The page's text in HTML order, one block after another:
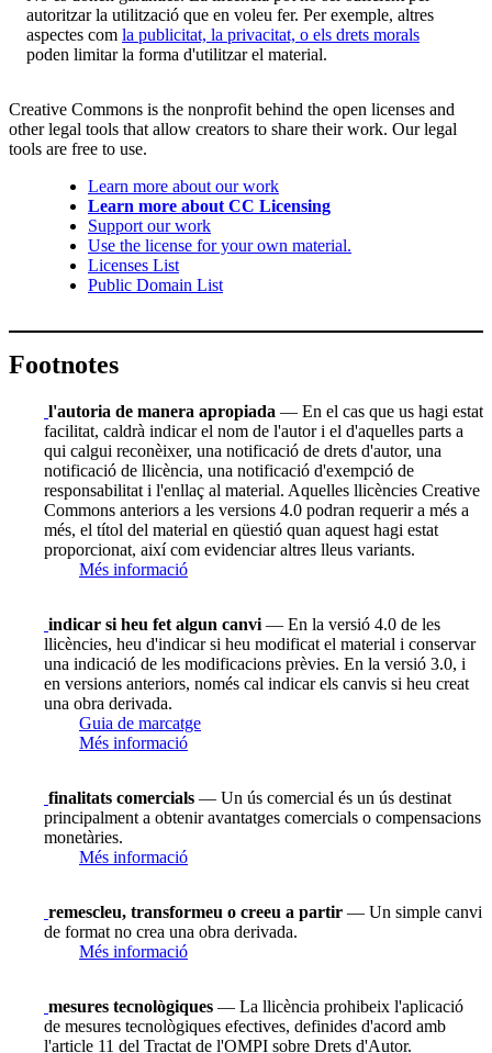
autoritzar la utilització que en voleu fer. Per exemple, altres
aspectes com la publicitat, la privacitat, o els drets morals
poden limitar la forma d'utilitzar el material.
Creative Commons is the nonprofit behind the open licenses and
other legal tools that allow creators to share their work. Our legal
tools are free to use.
Learn more about our work
Learn more about CC Licensing
Support our work
Use the license for your own material.
Licenses List
Public Domain List
Footnotes
l'autoria de manera apropiada — En el cas que us hagi estat
facilitat, caldrà indicar el nom de l'autor i el d'aquelles parts a
qui calgui reconèixer, una notificació de drets d'autor, una
notificació de llicència, una notificació d'exempció de
responsabilitat i l'enllaç al material. Aquelles llicències Creative
Commons anteriors a les versions 4.0 podran requerir a més a
més, el títol del material en qüestió quan aquest hagi estat
proporcionat, així com evidenciar altres lleus variants.
Més informació
indicar si heu fet algun canvi — En la versió 4.0 de les
llicències, heu d'indicar si heu modificat el material i conservar
una indicació de les modificacions prèvies. En la versió 3.0, i
en versions anteriors, només cal indicar els canvis si heu creat
una obra derivada.
Guia de marcatge
Més informació
finalitats comercials — Un ús comercial és un ús destinat
principalment a obtenir avantatges comercials o compensacions
monetàries.
Més informació
remescleu, transformeu o creeu a partir — Un simple canvi
de format no crea una obra derivada.
Més informació
mesures tecnològiques — La llicència prohibeix l'aplicació
de mesures tecnològiques efectives, definides d'acord amb
l'article 11 del Tractat de l'OMPI sobre Drets d'Autor.